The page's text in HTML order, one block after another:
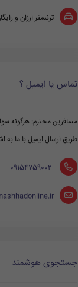
ترنسفر ارزان و
تماس یا ایمیل ؟
مسافرین محترم: هرگونه
طریق ارسال ایمیل با ما به
‪ 09154759002
جستجوی هوشمند